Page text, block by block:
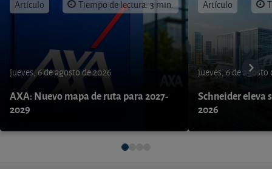
Artículo Tiempo de lectura: 3 min.
jueves, 6 de agosto de 2026
AXA: Nuevo mapa de ruta para 2027-
2029
Artículo
jueves, 6 de agosto
Schneider eleva
2026